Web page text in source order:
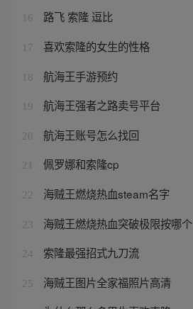
16 路飞 索隆 逗比
17 喜欢索隆的女生的性格
18 航海王手游预约
19 航海王强者之路卖号平台
20 航海王账号怎么找回
21 佩罗娜和索隆cp
22 海贼王燃烧热血steam名字
23 海贼王燃烧热血突破极限按哪个
24 索隆最强招式九刀流
25 海贼王图片全家福照片高清